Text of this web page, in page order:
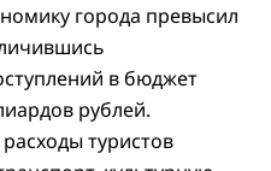
города превысил
в бюджет
рублей.
туристов